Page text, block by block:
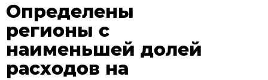
Определены
регионы с
наименьшей долей
расходов на